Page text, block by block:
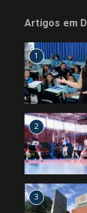
Artigos em
1
2
3